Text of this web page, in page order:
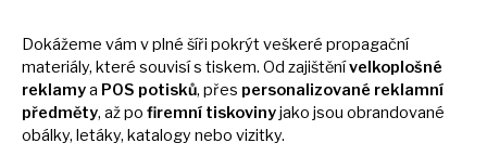
Dokážeme vám vplné šíři pokrýt veškeré propagační
materiály, které souvisís tiskem. Od zajištěnívelkoplošné
reklamya POS potisků, přes personalizované reklamní
předměty, ažpo firemní tiskovinyjako jsou obrandované
obálky, letáky, katalogy nebo vizitky.